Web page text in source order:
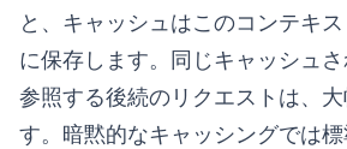
と、キャッシュはこのコンテキ
に保存します。同じキャッシュ
参照する後続のリクエストは、
す。暗黙的なキャッシングでは